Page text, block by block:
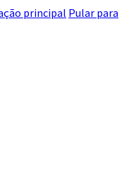
principal Pular para